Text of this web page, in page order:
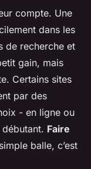
compte. Une
dans les
de recherche et
gain, mais
Certains sites
par des
- en ligne ou
Faire
balle, c’est